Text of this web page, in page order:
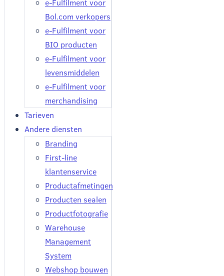
e-Fulfilment voor
Bol.com verkopers
e-Fulfilment voor
BIO producten
e-Fulfilment voor
levensmiddelen
e-Fulfilment voor
merchandising
Tarieven
Andere diensten
Branding
First-line
klantenservice
Productafmetingen
Producten sealen
Productfotografie
Warehouse
Management
System
Webshop bouwen